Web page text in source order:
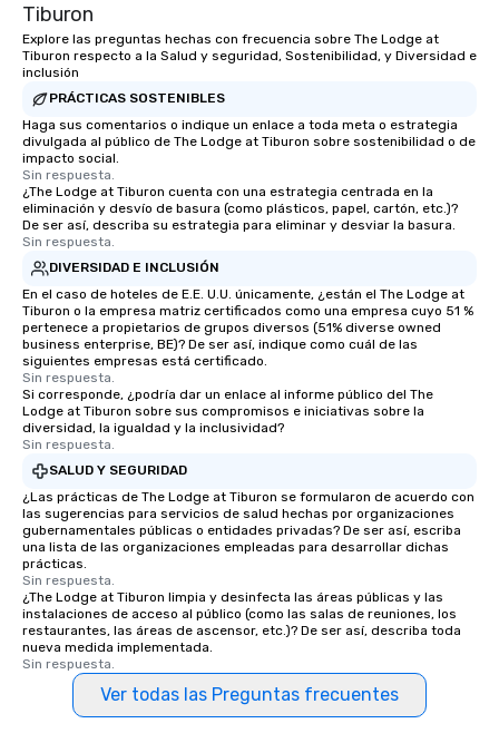
Tiburon
Explore las preguntas hechas con frecuencia sobre The Lodge at
Tiburon respecto a la Salud y seguridad, Sostenibilidad, y Diversidad e
inclusión
PRÁCTICAS SOSTENIBLES
Haga sus comentarios o indique un enlace a toda meta o estrategia
divulgada al público de The Lodge at Tiburon sobre sostenibilidad o de
impacto social.
Sin respuesta.
¿The Lodge at Tiburon cuenta con una estrategia centrada en la
eliminación y desvío de basura (como plásticos, papel, cartón, etc.)?
De ser así, describa su estrategia para eliminar y desviar la basura.
Sin respuesta.
DIVERSIDAD E INCLUSIÓN
En el caso de hoteles de E.E. U.U. únicamente, ¿están el The Lodge at
Tiburon o la empresa matriz certificados como una empresa cuyo 51 %
pertenece a propietarios de grupos diversos (51% diverse owned
business enterprise, BE)? De ser así, indique como cuál de las
siguientes empresas está certificado.
Sin respuesta.
Si corresponde, ¿podría dar un enlace al informe público del The
Lodge at Tiburon sobre sus compromisos e iniciativas sobre la
diversidad, la igualdad y la inclusividad?
Sin respuesta.
SALUD Y SEGURIDAD
¿Las prácticas de The Lodge at Tiburon se formularon de acuerdo con
las sugerencias para servicios de salud hechas por organizaciones
gubernamentales públicas o entidades privadas? De ser así, escriba
una lista de las organizaciones empleadas para desarrollar dichas
prácticas.
Sin respuesta.
¿The Lodge at Tiburon limpia y desinfecta las áreas públicas y las
instalaciones de acceso al público (como las salas de reuniones, los
restaurantes, las áreas de ascensor, etc.)? De ser así, describa toda
nueva medida implementada.
Sin respuesta.
Ver todas las Preguntas frecuentes